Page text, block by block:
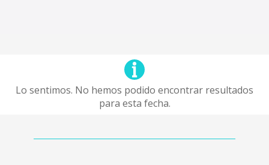
Lo sentimos. No hemos podido encontrar resultados
para esta fecha.